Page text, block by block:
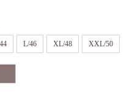
L/46 XL/48 XXL/50